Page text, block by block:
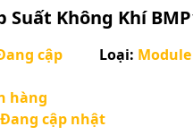
Suất Không Khí
cập
Loại: Module
hàng
Đang cập nhật